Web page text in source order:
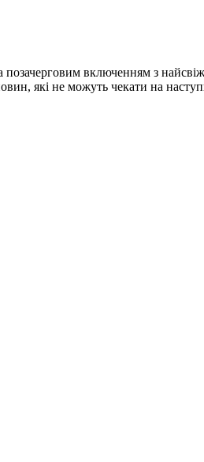
включенням з
які не можуть чекати на